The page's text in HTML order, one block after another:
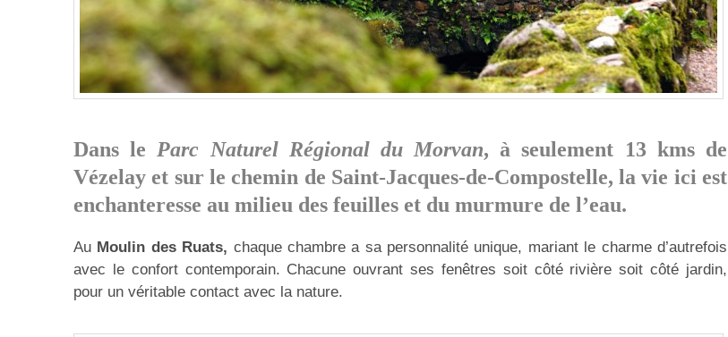
Dans le Parc Naturel Régional du Morvan, à seulement 13 kms de
Vézelay et sur le chemin de Saint-Jacques-de-Compostelle, la vie ici est
enchanteresse au milieu des feuilles et du murmure de l’eau.
Au Moulin des Ruats, chaque chambre a sa personnalité unique, mariant le charme d’autrefois
avec le confort contemporain. Chacune ouvrant ses fenêtres soit côté rivière soit côté jardin,
pour un véritable contact avec la nature.